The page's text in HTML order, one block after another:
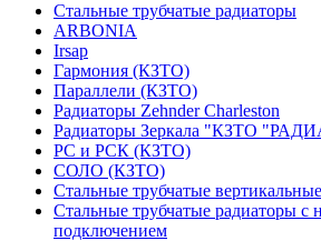
Стальные трубчатые радиаторы
ARBONIA
Irsap
Гармония (КЗТО)
Параллели (КЗТО)
Радиаторы Zehnder Charleston
Радиаторы Зеркала "КЗТО
РС и РСК (КЗТО)
СОЛО (КЗТО)
Стальные трубчатые
Стальные трубчатые радиаторы с
подключением